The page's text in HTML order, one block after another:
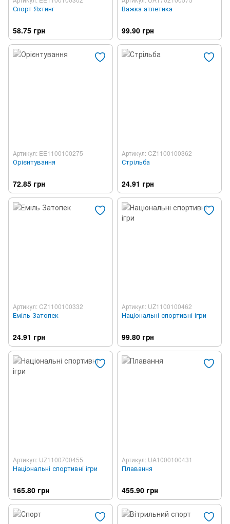
Спорт Яхтинг
58.75 грн
Важка атлетика
99.90 грн
Артикул: EE1100100275
Орієнтування
72.85 грн
Артикул: CZ1100100362
Стрільба
24.91 грн
Артикул: CZ1100100332
Еміль Затопек
24.91 грн
Артикул: UZ1100100462
Національні спортивні ігри
99.80 грн
Артикул: UZ1100700455
Національні спортивні ігри
165.80 грн
Артикул: UA1000100431
Плавання
455.90 грн